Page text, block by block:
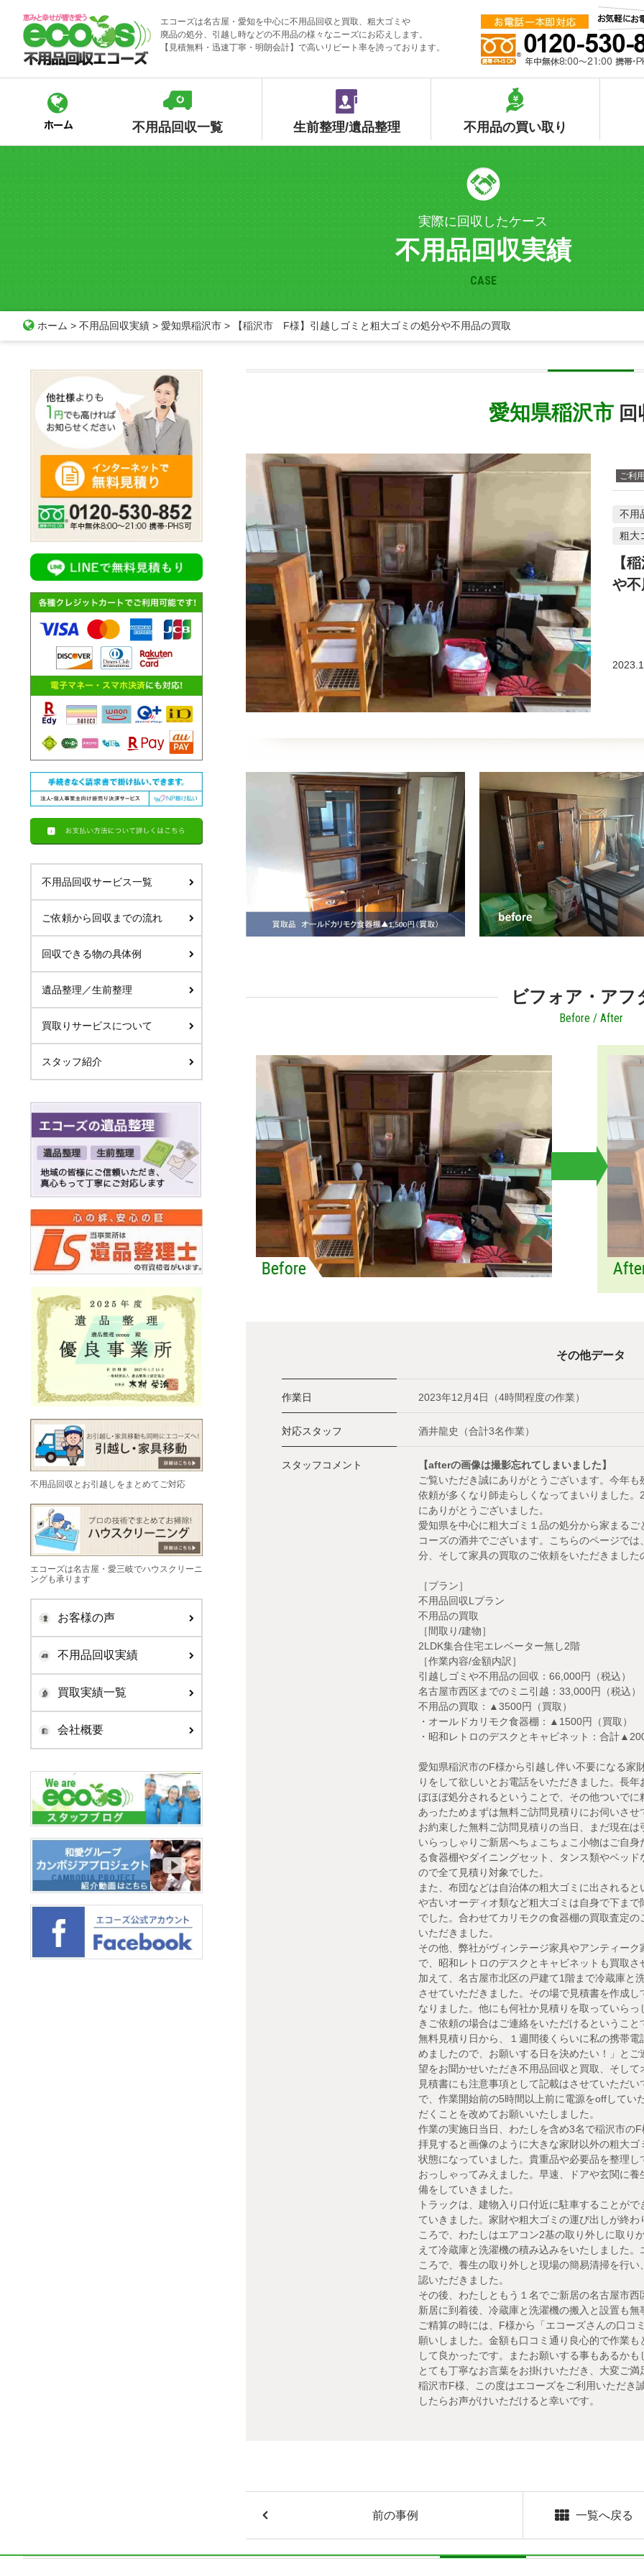
content
エコーズは名古屋・愛知を中心に不用品回収と買取、粗大ゴミや
廃品の処分、引越し時などの不用品の様々なニーズにお応えします。
【見積無料・迅速丁寧・明朗会計】で高いリピート率を誇っております。
不用品回収一覧 生前整理/遺品整理 不用品の買い取り
実際に回収したケース
不用品回収実績
CASE
ホーム > 不用品回収実績 > 愛知県稲沢市 > 【稲沢市 F様】引越しゴミと粗大ゴミの処分や不用品の買取
不用品回収サービス一覧
ご依頼から回収までの流れ
回収できる物の具体例
遺品整理／生前整理
買取りサービスについて
スタッフ紹介
不用品回収とお引越しをまとめてご対応
エコーズは名古屋・愛三岐でハウスクリーニ
ングも承ります
お客様の声
不用品回収実績
買取実績一覧
会社概要
愛知県稲沢市回
ご利
不用
粗大
【
や
ビフォア・アフ
Before / After
その他データ
作業日 2023年12月4日（4時間程度の作業）
対応スタッフ 酒井龍史（合計3名作業）
スタッフコメント
【afterの画像は撮影忘れてしまいました】
ご覧いただき誠にありがとうございます。今年
依頼が多くなり師走らしくなってまいりました
にありがとうございました。
愛知県を中心に粗大ゴミ１品の処分から家まる
コーズの酒井でございます。こちらのページで
分、そして家具の買取のご依頼をいただきまし
［プラン］
不用品回収Lプラン
不用品の買取
［間取り/建物］
2LDK集合住宅エレベーター無し2階
［作業内容/金額内訳］
引越しゴミや不用品の回収：66,000円（税込）
名古屋市西区までのミニ引越：33,000円（税込）
不用品の買取：▲3500円（買取）
・オールドカリモク食器棚：▲1500円（買取）
・昭和レトロのデスクとキャビネット：合計
愛知県稲沢市のF様から引越し伴い不要になる家
りをして欲しいとお電話をいただきました。長
ぼほぼ処分されるということで、その他ついで
あったためまずは無料ご訪問見積りにお伺いさ
お約束した無料ご訪問見積りの当日、まだ現在
いらっしゃりご新居へちょこちょこ小物はご自
る食器棚やダイニングセット、タンス類やベッ
ので全て見積り対象でした。
また、布団などは自治体の粗大ゴミに出される
や古いオーディオ類など粗大ゴミは自身で下ま
でした。合わせてカリモクの食器棚の買取査定
いただきました。
その他、弊社がヴィンテージ家具やアンティー
で、昭和レトロのデスクとキャビネットも買取
加えて、名古屋市北区の戸建て1階まで冷蔵庫と
させていただきました。その場で見積書を作成
なりました。他にも何社か見積りを取っていら
きご依頼の場合はご連絡をいただけるというこ
無料見積り日から、１週間後くらいに私の携帯
めましたので、お願いする日を決めたい！」と
望をお聞かせいただき不用品回収と買取、そし
見積書にも注意事項として記載はさせていただ
で、作業開始前の5時間以上前に電源をoffして
だくことを改めてお願いいたしました。
作業の実施日当日、わたしを含め3名で稲沢市の
拝見すると画像のように大きな家財以外の粗大
状態になっていました。貴重品や必要品を整理
おっしゃってみえました。早速、ドアや玄関に
備をしていきました。
トラックは、建物入り口付近に駐車することが
ていきました。家財や粗大ゴミの運び出しが終
ころで、わたしはエアコン2基の取り外しに取り
えて冷蔵庫と洗濯機の積み込みをいたしました
ころで、養生の取り外しと現場の簡易清掃を行
認いただきました。
その後、わたしともう１名でご新居の名古屋市
新居に到着後、冷蔵庫と洗濯機の搬入と設置も
ご精算の時には、F様から「エコーズさんの口コ
願いしました。金額も口コミ通り良心的で作業
して良かったです。またお願いする事もあるか
とても丁寧なお言葉をお掛けいただき、大変ご
稲沢市F様、この度はエコーズをご利用いただき
したらお声がけいただけると幸いです。
前の事例 一覧へ戻る